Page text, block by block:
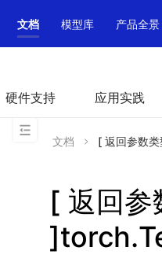
文档 模型库 产品全景
硬件支持 应用实践
文档 [ 返回参数
[ 返回参